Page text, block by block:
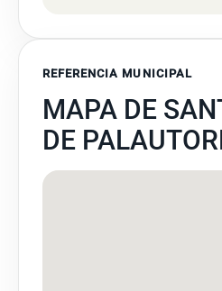
REFERENCIA MUNICIPAL
MAPA DE
DE